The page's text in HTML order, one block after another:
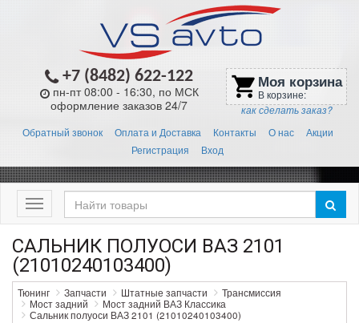
+7 (8482) 622-122
пн-пт 08:00 - 16:30, по МСК
оформление заказов 24/7
shopping_cart Моя корзина
В корзине:
как сделать заказ?
Обратный звонок Оплата и Доставка Контакты О нас
Акции
Регистрация
Вход
Меню
САЛЬНИК ПОЛУОСИ ВАЗ 2101
(21010240103400)
Тюнинг Запчасти Штатные запчасти
Трансмиссия
Мост задний
Мост задний ВАЗ Классика
Сальник полуоси ВАЗ 2101 (21010240103400)